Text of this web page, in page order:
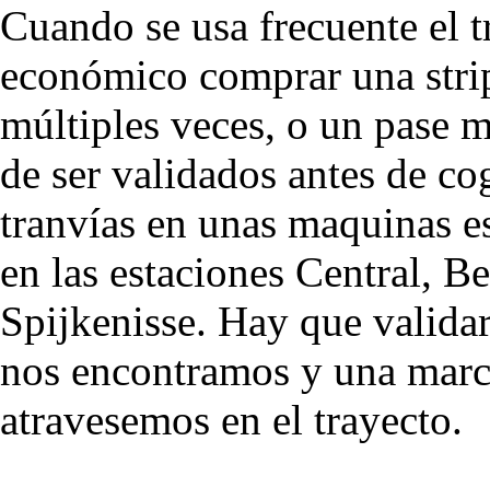
Cuando se usa frecuente el
económico comprar una
múltiples veces, o un pase
de ser validados antes de
tranvías en unas maquinas
en las estaciones Central,
Spijkenisse. Hay que
nos encontramos y una
atravesemos en el trayecto.